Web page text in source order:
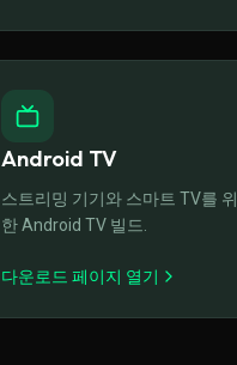
Android TV
스트리밍 기기와 스마트 TV를 위
한 Android TV 빌드.
다운로드 페이지 열기